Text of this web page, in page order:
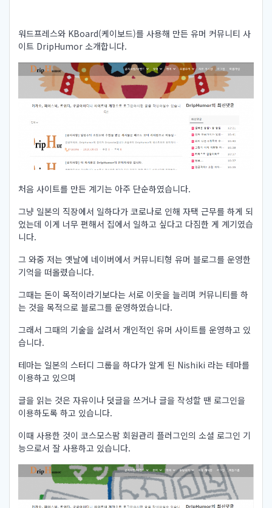
워드프레스와 KBoard(케이보드)를 사용해 만든 유머 커뮤니티 사
이트 DripHumor 소개합니다.
처음 사이트를 만든 계기는 아주 단순하였습니다.
그냥 일본의 직장에서 일하다가 코로나로 인해 자택 근무를 하게 되
었는데 이게 너무 편해서 집에서 일하고 싶다고 다짐한 게 계기였습
니다.
그 와중 저는 옛날에 네이버에서 커뮤니티형 유머 블로그를 운영한
기억을 떠올렸습니다.
그때는 돈이 목적이라기보다는 서로 이웃을 늘리며 커뮤니티를 하
는 것을 목적으로 블로그를 운영하였습니다.
그래서 그때의 기술을 살려서 개인적인 유머 사이트를 운영하고 있
습니다.
테마는 일본의 스터디 그룹을 하다가 알게 된 Nishiki 라는 테마를
이용하고 있으며
글을 읽는 것은 자유이나 덧글을 쓰거나 글을 작성할 땐 로그인을
이용하도록 하고 있습니다.
이때 사용한 것이 코스모스팜 회원관리 플러그인의 소셜 로그인 기
능으로서 잘 사용하고 있습니다.